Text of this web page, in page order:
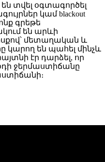
տվել օգտագործել
կամ blackout
գրեթե
են արևի
մետաղական և
կարող են պահել մինչև
էր դարձել, որ
օդի ջերմաստիճանը